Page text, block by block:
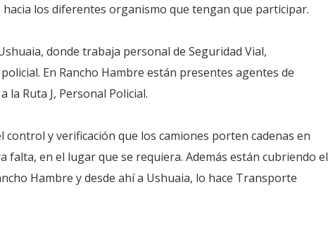
los diferentes organismo que tengan que participar.
donde trabaja personal de Seguridad Vial,
En Rancho Hambre están presentes agentes de
Ruta J, Personal Policial.
control y verificación que los camiones porten cadenas en
falta, en el lugar que se requiera. Además están cubriendo el
Hambre y desde ahí a Ushuaia, lo hace Transporte